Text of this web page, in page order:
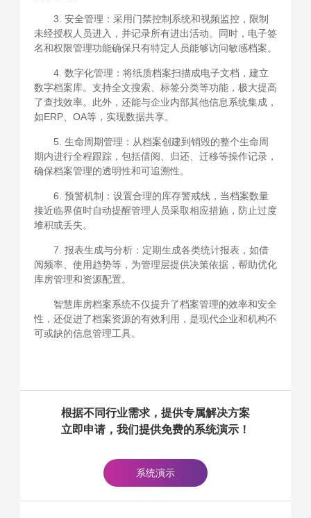
3. 安全管理：采用门禁控制系统和视频监控，限制
未经授权人员进入，并记录所有进出活动。同时，电子签
名和权限管理功能确保只有特定人员能够访问敏感档案。
4. 数字化管理：将纸质档案扫描成电子文档，建立
数字档案库。支持全文搜索、标签分类等功能，极大提高
了查找效率。此外，还能与企业内部其他信息系统集成，
如ERP、OA等，实现数据共享。
5. 生命周期管理：从档案创建到销毁的整个生命周
期内进行全程跟踪，包括借阅、归还、迁移等操作记录，
确保档案管理的透明性和可追溯性。
6. 预警机制：设置合理的库存警戒线，当档案数量
接近临界值时自动提醒管理人员采取相应措施，防止过度
堆积或丢失。
7. 报表生成与分析：定期生成各类统计报表，如借
阅频率、使用趋势等，为管理层提供决策依据，帮助优化
库房管理和资源配置。
智慧库房档案系统不仅提升了档案管理的效率和安全
性，还促进了档案资源的有效利用，是现代企业和机构不
可或缺的信息管理工具。
根据不同行业需求，提供专属解决方案
立即申请，我们提供免费的系统演示！
系统演示